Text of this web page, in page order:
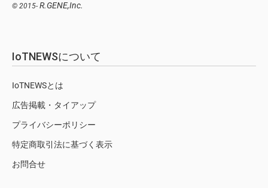
© 2015- R.GENE,Inc.
IoTNEWSについて
IoTNEWSとは
広告掲載・タイアップ
プライバシーポリシー
特定商取引法に基づく表示
お問合せ